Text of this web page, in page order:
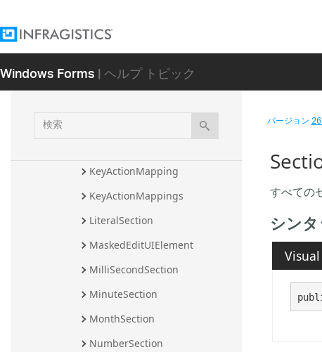
Windows Forms| ヘルプ トピック
検
索
HourSection
KeyActionMapping
KeyActionMappings
LiteralSection
MaskedEditUIElement
MilliSecondSection
MinuteSection
MonthSection
NumberSection
バージョン
すべての
シン